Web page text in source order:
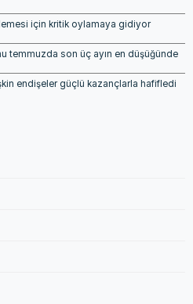
için kritik oylamaya gidiyor
temmuzda son üç ayın en düşüğünde
endişeler güçlü kazançlarla hafifledi